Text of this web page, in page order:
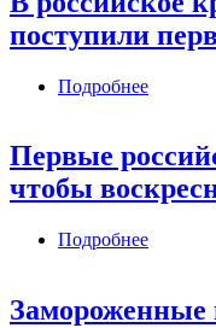
поступили
Подробнее
Первые
чтобы
Подробнее
Замороженные